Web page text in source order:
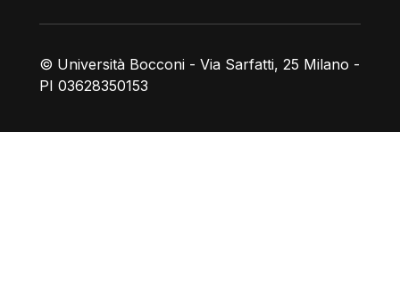
© Università Bocconi - Via Sarfatti, 25 Milano -
PI 03628350153